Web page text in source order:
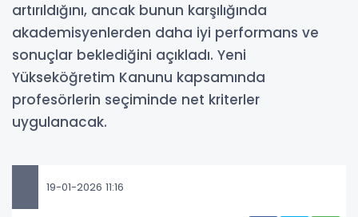
artırıldığını, ancak bunun karşılığında
akademisyenlerden daha iyi performans ve
sonuçlar beklediğini açıkladı. Yeni
Yükseköğretim Kanunu kapsamında
profesörlerin seçiminde net kriterler
uygulanacak.
19-01-2026 11:16